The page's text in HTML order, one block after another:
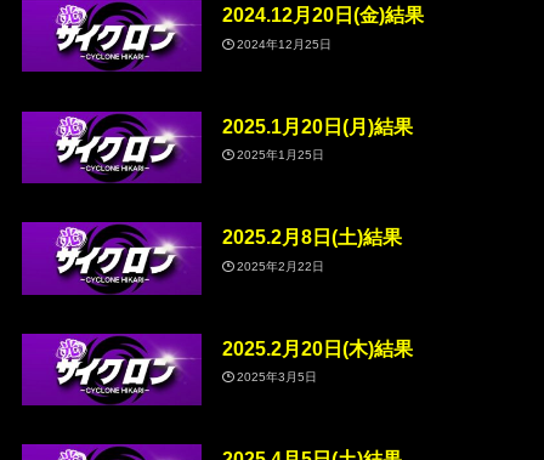
2024.12月20日(金)結果
2024年12月25日
2025.1月20日(月)結果
2025年1月25日
2025.2月8日(土)結果
2025年2月22日
2025.2月20日(木)結果
2025年3月5日